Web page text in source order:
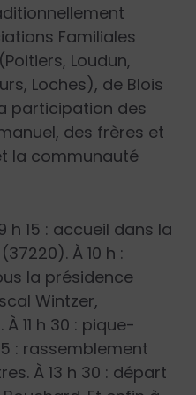
Familiales
Loudun,
Loches), de Blois
participation des
des frères et
la communauté
h 15 : accueil dans la
À 10 h :
la présidence
Wintzer,
11 h 30 : pique-
: rassemblement
À 13 h 30 : départ